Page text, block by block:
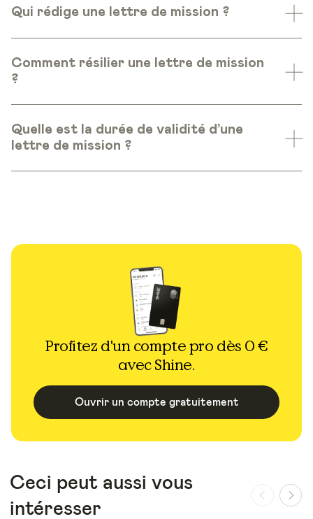
Qui rédige une lettre de mission ?
Comment résilier une lettre de mission
?
Quelle est la durée de validité d’une
lettre de mission ?
Profitez d'un compte pro dès 0 €
avec Shine.
Ouvrir un compte gratuitement
Ceci peut aussi vous
intéresser